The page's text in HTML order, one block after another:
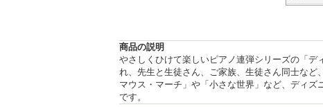
商品の説明
やさしくひけて楽しいピアノ連弾シリーズの「
れ、先生と生徒さん、ご家族、生徒さん同士な
マウス・マーチ」や「小さな世界」など、ディ
です。